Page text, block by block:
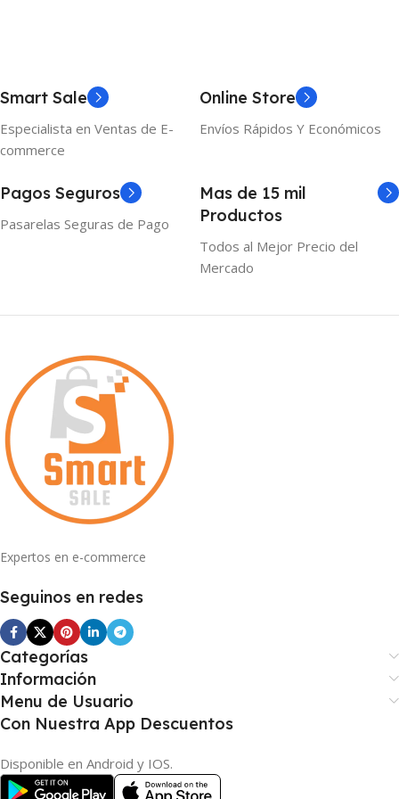
Smart Sale
Especialista en Ventas de E-
commerce
Online Store
Envíos Rápidos Y Económicos
Pagos Seguros
Pasarelas Seguras de Pago
Mas de 15 mil
Productos
Todos al Mejor Precio del
Mercado
Expertos en e-commerce
Seguinos en redes
Categorías
Información
Menu de Usuario
Con Nuestra App Descuentos
Disponible en Android y IOS.